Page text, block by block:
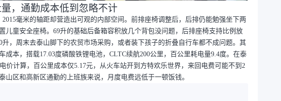
，通勤成本低到忽略不计
毫米的轴距却营造出可观的内部空间。前排座椅调整后，后排仍能勉强坐下两
儿童安全座椅。69升的基础后备箱容积放几个背包没问题，后排座椅支持比例放
升，周末去泰山脚下的农贸市场采购，或者装下孩子的折叠自行车都不成问题。其
成本，搭载17.03度磷酸铁锂电池，CLTC续航200公里，百公里耗电量9.4度。在泰
价计算，百公里成本仅5.17元，从火车站开到方特欢乐世界，来回电费可能不到2
山区和高新区通勤的上班族来说，月度电费远低于一顿饭钱。